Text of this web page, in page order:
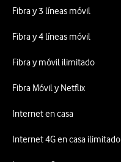
Fibra y 3 líneas móvil
Fibra y 4 líneas móvil
Fibra y móvil ilimitado
Fibra Móvil y Netflix
Internet en casa
Internet 4G en casa ilimitado